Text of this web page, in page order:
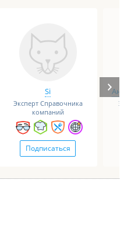
Si
Эксперт Справочника
компаний
Подписаться